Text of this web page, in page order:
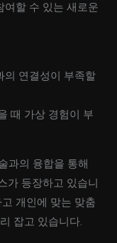
여할 수 있는 새로운
의 연결성이 부족할
때 가상 경험이 부
과의 융합을 통해
가 등장하고 있습니
개인에 맞는 맞춤
잡고 있습니다.